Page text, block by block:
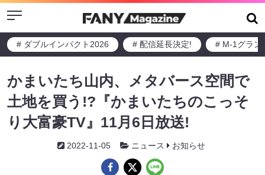
Menu
# ダブルインパクト2026 # 配信延長決定! # M-1グラン
かまいたち山内、メタバース空間で
土地を買う!?『かまいたちのこっそ
り大富豪TV』11月6日放送!
2022-11-05 ニュース お知らせ